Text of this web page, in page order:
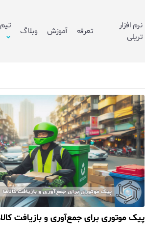
نرم افزار
تریلی
تعرفه آموزش وبلاگ
پیک موتوری برای جمع‌آوری و بازیافت